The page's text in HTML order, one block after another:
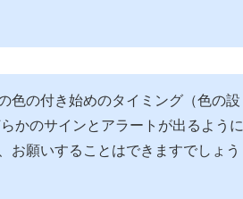
色の付き始めのタイミング（色の設
かのサインとアラートが出るように
お願いすることはできますでしょう